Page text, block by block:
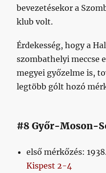
bevezetésekor a
klub volt.
Érdekesség, hogy a
szombathelyi meccse
megyei győzelme is,
legtöbb gólt hozó
#8 Győr-Moson-
első mérkőzés:
Kispest 2-4